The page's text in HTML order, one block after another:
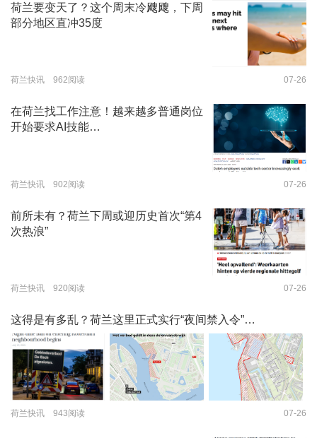
荷兰要变天了？这个周末冷飕飕，下周
部分地区直冲35度
荷兰快讯 962阅读 07-26
在荷兰找工作注意！越来越多普通岗位
开始要求AI技能…
荷兰快讯 902阅读 07-26
前所未有？荷兰下周或迎历史首次“第4
次热浪”
荷兰快讯 920阅读 07-26
这得是有多乱？荷兰这里正式实行“夜间禁入令”…
荷兰快讯 943阅读 07-26